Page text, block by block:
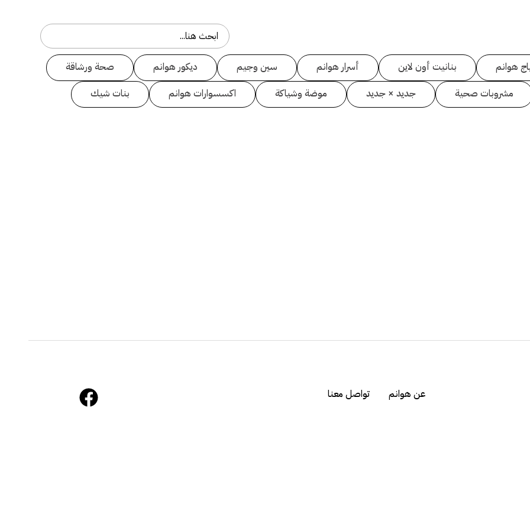
هوانم بنانيت أون لاين أسرار هوانم سين وجيم ديكور هوانم
صحة ورشاقة
مشروبات صحية جديد × جديد موضة وشياكة اكسسوارات هوانم
بنات شيك
عن هوانم تواصل معنا